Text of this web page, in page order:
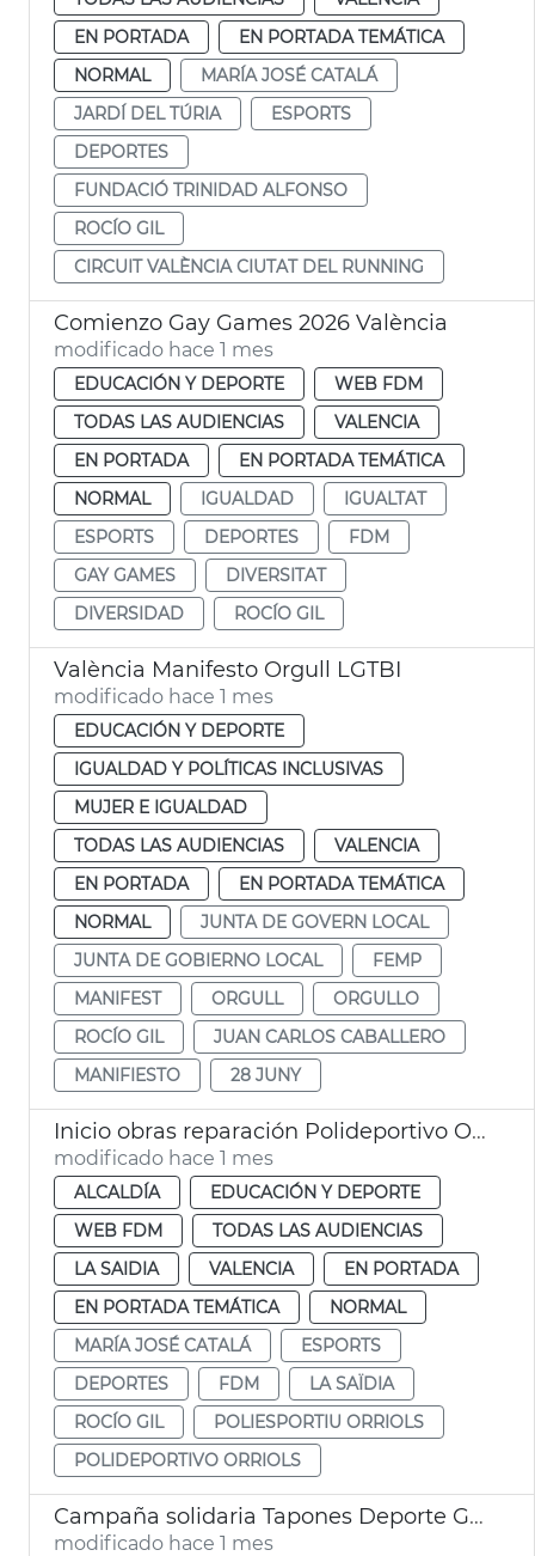
EN PORTADA
EN PORTADA TEMÁTICA
NORMAL
MARÍA JOSÉ CATALÁ
JARDÍ DEL TÚRIA
ESPORTS
DEPORTES
FUNDACIÓ TRINIDAD ALFONSO
ROCÍO GIL
CIRCUIT VALÈNCIA CIUTAT DEL RUNNING
Comienzo Gay Games 2026 València
modificado hace 1 mes
EDUCACIÓN Y DEPORTE
WEB FDM
TODAS LAS AUDIENCIAS
VALENCIA
EN PORTADA
EN PORTADA TEMÁTICA
NORMAL
IGUALDAD
IGUALTAT
ESPORTS
DEPORTES
FDM
GAY GAMES
DIVERSITAT
DIVERSIDAD
ROCÍO GIL
València Manifesto Orgull LGTBI
modificado hace 1 mes
EDUCACIÓN Y DEPORTE
IGUALDAD Y POLÍTICAS INCLUSIVAS
MUJER E IGUALDAD
TODAS LAS AUDIENCIAS
VALENCIA
EN PORTADA
EN PORTADA TEMÁTICA
NORMAL
JUNTA DE GOVERN LOCAL
JUNTA DE GOBIERNO LOCAL
FEMP
MANIFEST
ORGULL
ORGULLO
ROCÍO GIL
JUAN CARLOS CABALLERO
MANIFIESTO
28 JUNY
Inicio obras reparación Polideportivo Orriols València
modificado hace 1 mes
ALCALDÍA
EDUCACIÓN Y DEPORTE
WEB FDM
TODAS LAS AUDIENCIAS
LA SAIDIA
VALENCIA
EN PORTADA
EN PORTADA TEMÁTICA
NORMAL
MARÍA JOSÉ CATALÁ
ESPORTS
DEPORTES
FDM
LA SAÏDIA
ROCÍO GIL
POLIESPORTIU ORRIOLS
POLIDEPORTIVO ORRIOLS
Campaña solidaria Tapones Deporte Gay Games
modificado hace 1 mes